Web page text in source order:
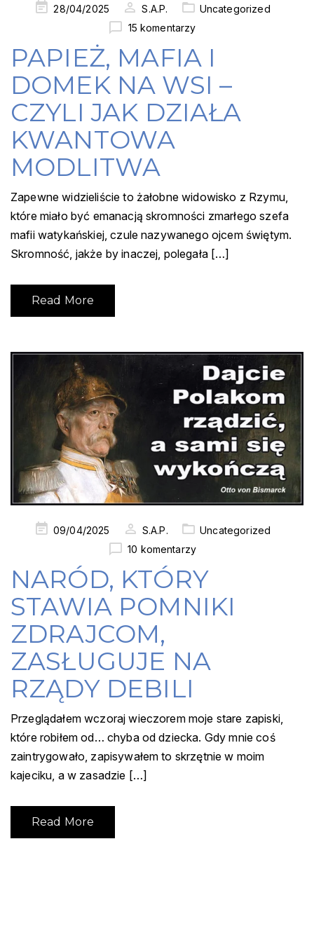
Posted28/04/2025 S.A.P.
Uncategorized
15 komentarzy
PAPIEŻ, MAFIA I
DOMEK NA WSI –
CZYLI JAK DZIAŁA
KWANTOWA
MODLITWA
Zapewne widzieliście to żałobne widowisko z Rzymu,
które miało być emanacją skromności zmarłego szefa
mafii watykańskiej, czule nazywanego ojcem świętym.
Skromność, jakże by inaczej, polegała […]
Read More
Posted09/04/2025 S.A.P.
Uncategorized
10 komentarzy
NARÓD, KTÓRY
STAWIA POMNIKI
ZDRAJCOM,
ZASŁUGUJE NA
RZĄDY DEBILI
Przeglądałem wczoraj wieczorem moje stare zapiski,
które robiłem od… chyba od dziecka. Gdy mnie coś
zaintrygowało, zapisywałem to skrzętnie w moim
kajeciku, a w zasadzie […]
Read More